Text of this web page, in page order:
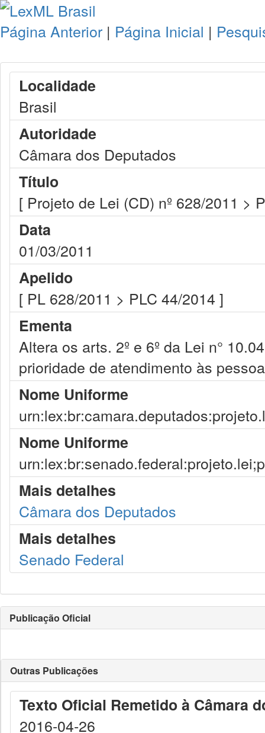
Página Anterior | Página Inicial |
Localidade
Brasil
Autoridade
Câmara dos Deputados
Título
[ Projeto de Lei (CD) nº 628/2011 >
Data
01/03/2011
Apelido
[ PL 628/2011 > PLC 44/2014 ]
Ementa
Altera os arts. 2º e 6º da Lei n°
prioridade de atendimento às
Nome Uniforme
Nome Uniforme
Mais detalhes
Câmara dos Deputados
Mais detalhes
Senado Federal
Publicação Oficial
Outras Publicações
Texto Oficial Remetido à Câmara
2016-04-26